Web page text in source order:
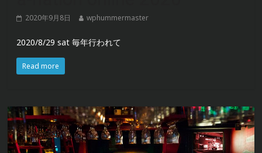
2020年9月8日 wphummermaster
2020/8/29 sat 毎年行われて
Read more